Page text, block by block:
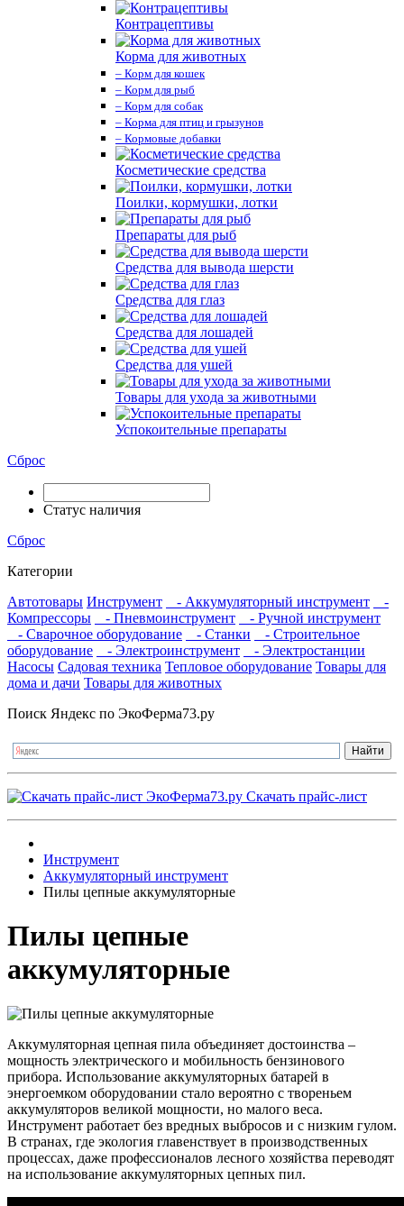
Контрацептивы
Корма для животных
– Корм для кошек
– Корм для рыб
– Корм для собак
– Корма для птиц и грызунов
– Кормовые добавки
Косметические средства
Поилки, кормушки, лотки
Препараты для рыб
Средства для вывода шерсти
Средства для глаз
Средства для лошадей
Средства для ушей
Товары для ухода за животными
Успокоительные препараты
Сброс
Статус наличия
Сброс
Категории
Автотовары Инструмент - Аккумуляторный инструмент
-
Компрессоры
- Пневмоинструмент
- Ручной инструмент
- Сварочное оборудование
- Станки
- Строительное
оборудование
- Электроинструмент
- Электростанции
Насосы Садовая техника Тепловое оборудование Товары для
дома и дачи Товары для животных
Поиск Яндекс по ЭкоФерма73.ру
Скачать прайс-лист
Инструмент
Аккумуляторный инструмент
Пилы цепные аккумуляторные
Пилы цепные
аккумуляторные
Аккумуляторная цепная пила объединяет достоинства –
мощность электрического и мобильность бензинового
прибора. Использование аккумуляторных батарей в
энергоемком оборудовании стало вероятно с твореньем
аккумуляторов великой мощности, но малого веса.
Инструмент работает без вредных выбросов и с низким гулом.
В странах, где экология главенствует в производственных
процессах, даже профессионалов лесного хозяйства переводят
на использование аккумуляторных цепных пил.